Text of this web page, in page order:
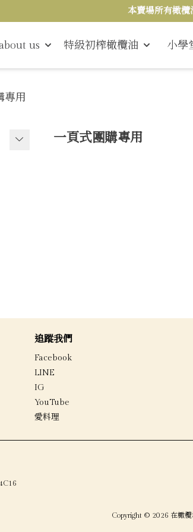
本賣場所有橄欖
us 特級初榨橄欖油 小學
專用
一頁式團購專用
追蹤我們
Facebook
LINE
IG
YouTube
愛料理
Copyright © 2026 在橄欖